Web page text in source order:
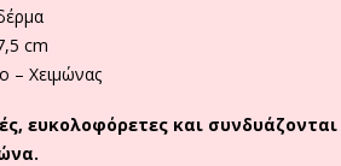
cm
– Χειμώνας
ευκολοφόρετες και